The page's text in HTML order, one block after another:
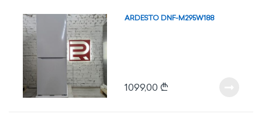
ARDESTO DNF-M295W188
1099,00 ₾